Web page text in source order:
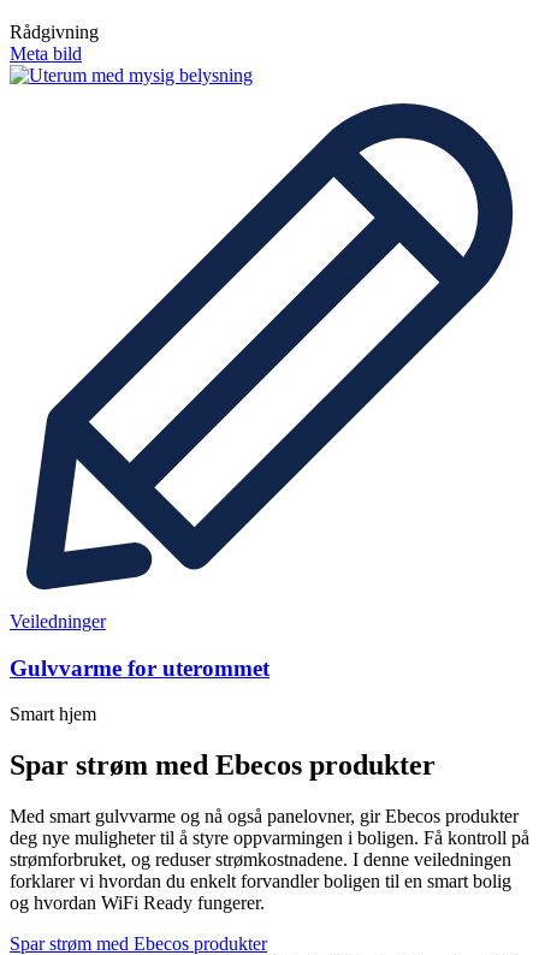
Rådgivning
Meta bild
Veiledninger
Gulvvarme for uterommet
Smart hjem
Spar strøm med Ebecos produkter
Med smart gulvvarme og nå også panelovner, gir Ebecos produkter
deg nye muligheter til å styre oppvarmingen i boligen. Få kontroll på
strømforbruket, og reduser strømkostnadene. I denne veiledningen
forklarer vi hvordan du enkelt forvandler boligen til en smart bolig
og hvordan WiFi Ready fungerer.
Spar strøm med Ebecos produkter